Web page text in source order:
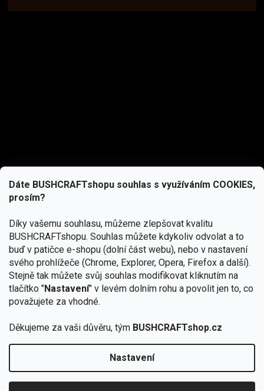
Dáte BUSHCRAFTshopu souhlas s využíváním COOKIES,
prosím?
Díky vašemu souhlasu, můžeme zlepšovat kvalitu
BUSHCRAFTshopu. Souhlas můžete kdykoliv odvolat a to
buď v patičce e-shopu (dolní část webu), nebo v nastavení
svého prohlížeče (Chrome, Explorer, Opera, Firefox a další).
Stejně tak můžete svůj souhlas modifikovat kliknutím na
tlačítko "Nastavení" v levém dolním rohu a povolit jen to, co
považujete za vhodné.
Děkujeme za vaši důvěru, tým BUSHCRAFTshop.cz
Nastavení
podmínkami ochrany osobních údajů
Copyright 2026BUSHCRAFTshop.cz. Všechna práva
vyhrazena.Upravit nastavení cookies